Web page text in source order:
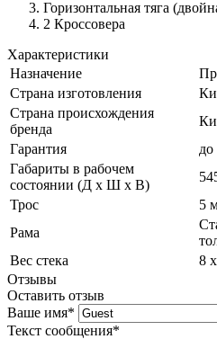
Горизонтальная тяга
2 Кроссовера
Характеристики
Назначение
Страна изготовления
Страна происхождения
бренда
Гарантия
до
Габариты в рабочем
состоянии (Д х Ш х В)
Трос
5
Рама
Вес стека
8
Отзывы
Оставить отзыв
Ваше имя*
Текст сообщения*